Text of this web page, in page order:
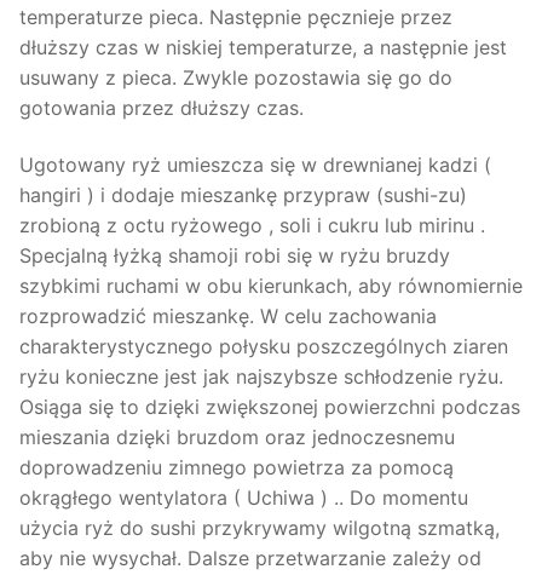
temperaturze pieca. Następnie pęcznieje przez
dłuższy czas w niskiej temperaturze, a następnie jest
usuwany z pieca. Zwykle pozostawia się go do
gotowania przez dłuższy czas.
Ugotowany ryż umieszcza się w drewnianej kadzi (
hangiri ) i dodaje mieszankę przypraw (sushi-zu)
zrobioną z octu ryżowego , soli i cukru lub mirinu .
Specjalną łyżką shamoji robi się w ryżu bruzdy
szybkimi ruchami w obu kierunkach, aby równomiernie
rozprowadzić mieszankę. W celu zachowania
charakterystycznego połysku poszczególnych ziaren
ryżu konieczne jest jak najszybsze schłodzenie ryżu.
Osiąga się to dzięki zwiększonej powierzchni podczas
mieszania dzięki bruzdom oraz jednoczesnemu
doprowadzeniu zimnego powietrza za pomocą
okrągłego wentylatora ( Uchiwa ) .. Do momentu
użycia ryż do sushi przykrywamy wilgotną szmatką,
aby nie wysychał. Dalsze przetwarzanie zależy od